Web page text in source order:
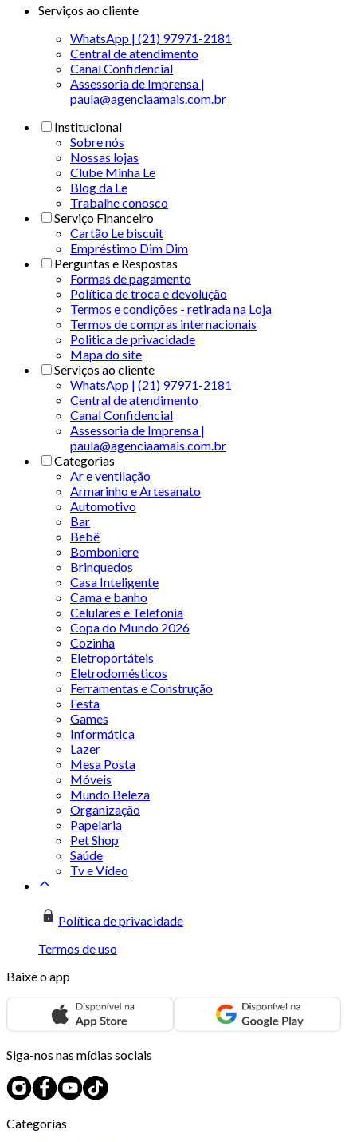
Serviços ao cliente
WhatsApp | (21) 97971-2181
Central de atendimento
Canal Confidencial
Assessoria de Imprensa |
paula@agenciaamais.com.br
Institucional
Sobre nós
Nossas lojas
Clube Minha Le
Blog da Le
Trabalhe conosco
Serviço Financeiro
Cartão Le biscuit
Empréstimo Dim Dim
Perguntas e Respostas
Formas de pagamento
Política de troca e devolução
Termos e condições - retirada na Loja
Termos de compras internacionais
Politica de privacidade
Mapa do site
Serviços ao cliente
WhatsApp | (21) 97971-2181
Central de atendimento
Canal Confidencial
Assessoria de Imprensa |
paula@agenciaamais.com.br
Categorias
Ar e ventilação
Armarinho e Artesanato
Automotivo
Bar
Bebê
Bomboniere
Brinquedos
Casa Inteligente
Cama e banho
Celulares e Telefonia
Copa do Mundo 2026
Cozinha
Eletroportáteis
Eletrodomésticos
Ferramentas e Construção
Festa
Games
Informática
Lazer
Mesa Posta
Móveis
Mundo Beleza
Organização
Papelaria
Pet Shop
Saúde
Tv e Vídeo
Política de privacidade
Termos de uso
Baixe o app
Siga-nos nas mídias sociais
Categorias